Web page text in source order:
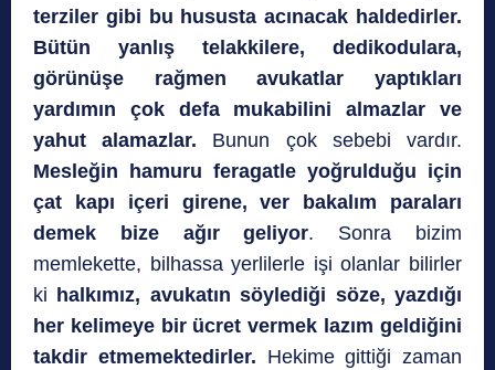
terziler gibi bu hususta acınacak haldedirler.
Bütün yanlış telakkilere, dedikodulara,
görünüşe rağmen avukatlar yaptıkları
yardımın çok defa mukabilini almazlar ve
yahut alamazlar. Bunun çok sebebi vardır.
Mesleğin hamuru feragatle yoğrulduğu için
çat kapı içeri girene, ver bakalım paraları
demek bize ağır geliyor. Sonra bizim
memlekette, bilhassa yerlilerle işi olanlar bilirler
ki halkımız, avukatın söylediği söze, yazdığı
her kelimeye bir ücret vermek lazım geldiğini
takdir etmemektedirler. Hekime gittiği zaman